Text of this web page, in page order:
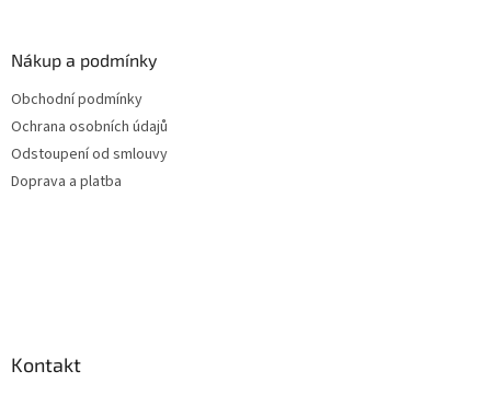
Nákup a podmínky
Obchodní podmínky
Ochrana osobních údajů
Odstoupení od smlouvy
Doprava a platba
Kontakt